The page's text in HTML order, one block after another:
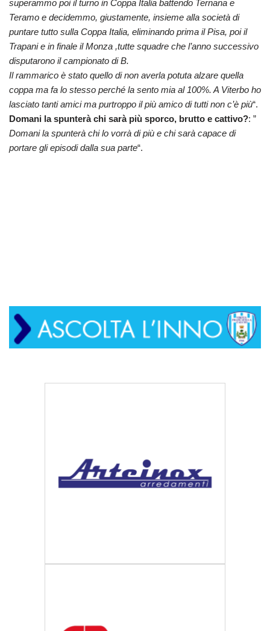
superammo poi il turno in Coppa Italia battendo Ternana e
Teramo e decidemmo, giustamente, insieme alla società di
puntare tutto sulla Coppa Italia, eliminando prima il Pisa, poi il
Trapani e in finale il Monza ,tutte squadre che l’anno successivo
disputarono il campionato di B.
Il rammarico è stato quello di non averla potuta alzare quella
coppa ma fa lo stesso perché la sento mia al 100%. A Viterbo ho
lasciato tanti amici ma purtroppo il più amico di tutti non c’è più“.
Domani la spunterà chi sarà più sporco, brutto e cattivo?: ”
Domani la spunterà chi lo vorrà di più e chi sarà capace di
portare gli episodi dalla sua parte“.